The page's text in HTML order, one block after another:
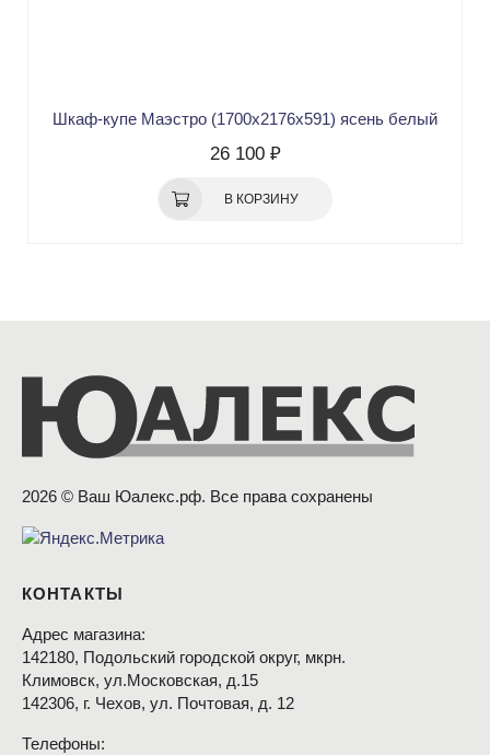
Шкаф-купе Маэстро (1700х2176х591) ясень белый
26 100 ₽
В КОРЗИНУ
2026 © Ваш Юалекс.рф. Все права сохранены
КОНТАКТЫ
Адрес магазина:
142180, Подольский городской округ, мкрн.
Климовск, ул.Московская, д.15
142306, г. Чехов, ул. Почтовая, д. 12
Телефоны: